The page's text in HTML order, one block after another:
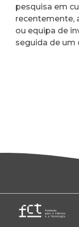
pesquisa em
recentemente,
ou equipa de
seguida de um